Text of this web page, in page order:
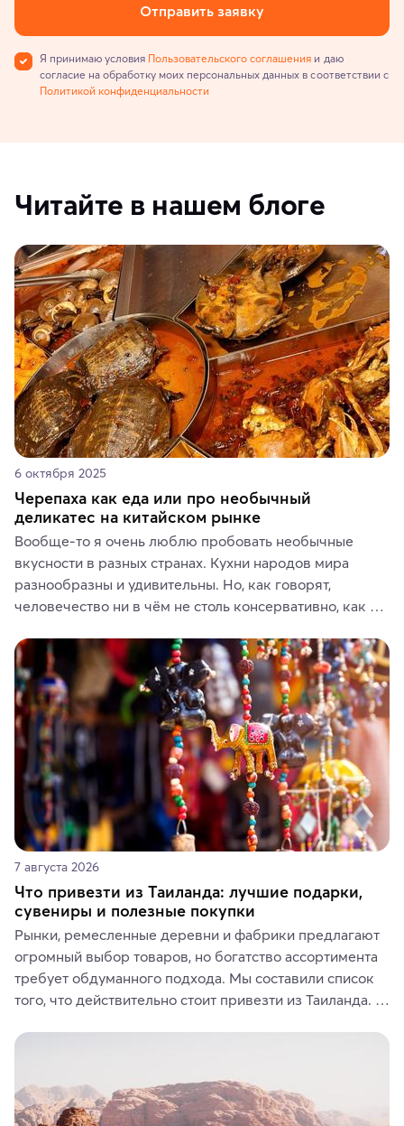
Отправить заявку
Я принимаю условия Пользовательского соглашения и даю
согласие на обработку моих персональных данных в соответствии с
Политикой конфиденциальности
Читайте в нашем блоге
6 октября 2025
Черепаха как еда или про необычный
деликатес на китайском рынке
Вообще-то я очень люблю пробовать необычные
вкусности в разных странах. Кухни народов мира
разнообразны и удивительны. Но, как говорят,
человечество ни в чём не столь консервативно, как в
7 августа 2026
Что привезти из Таиланда: лучшие подарки,
сувениры и полезные покупки
Рынки, ремесленные деревни и фабрики предлагают
огромный выбор товаров, но богатство ассортимента
требует обдуманного подхода. Мы составили список
того, что действительно стоит привезти из Таиланда.
средства, одежду, украшения, предметы интерьера
где их купить.